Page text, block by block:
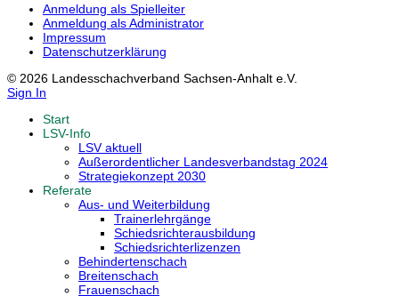
Anmeldung als Spielleiter
Anmeldung als Administrator
Impressum
Datenschutzerklärung
© 2026 Landesschachverband Sachsen-Anhalt e.V.
Sign In
Start
LSV-Info
LSV aktuell
Außerordentlicher Landesverbandstag 2024
Strategiekonzept 2030
Referate
Aus- und Weiterbildung
Trainerlehrgänge
Schiedsrichterausbildung
Schiedsrichterlizenzen
Behindertenschach
Breitenschach
Frauenschach